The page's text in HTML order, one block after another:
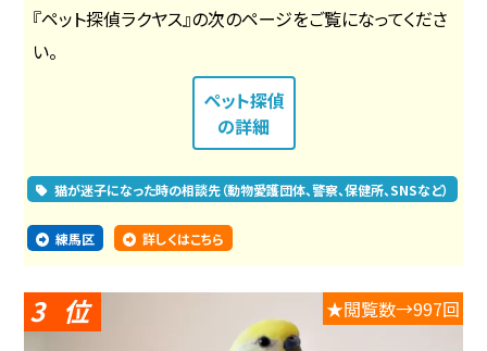
『ペット探偵ラクヤス』の次のページをご覧になってくださ
い。
ペット探偵
の詳細
猫が迷子になった時の相談先（動物愛護団体、警察、保健所、SNSなど）
練馬区 詳しくはこちら
3 ★閲覧数→997回